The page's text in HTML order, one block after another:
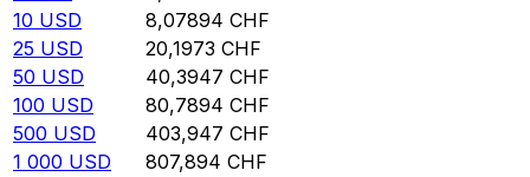
10 USD 8,07894 CHF
25 USD 20,1973 CHF
50 USD 40,3947 CHF
100 USD 80,7894 CHF
500 USD 403,947 CHF
1 000 USD 807,894 CHF